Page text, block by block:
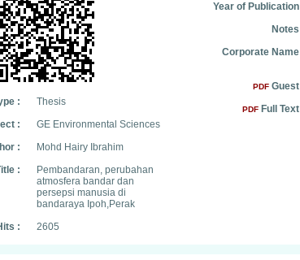
:
Thesis
:
GE Environmental Sciences
:
Mohd Hairy Ibrahim
:
Pembandaran, perubahan
atmosfera bandar dan
persepsi manusia di
bandaraya Ipoh,Perak
:
2605
Year of
Corporate Name
PDF
PDF Full